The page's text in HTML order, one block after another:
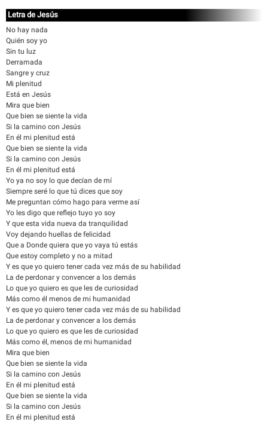
Letra de Jesús
No hay nada
Quién soy yo
Sin tu luz
Derramada
Sangre y cruz
Mi plenitud
Está en Jesús
Mira que bien
Que bien se siente la vida
Si la camino con Jesús
En él mi plenitud está
Que bien se siente la vida
Si la camino con Jesús
En él mi plenitud está
Yo ya no soy lo que decían de mí
Siempre seré lo que tú dices que soy
Me preguntan cómo hago para verme así
Yo les digo que reflejo tuyo yo soy
Y que esta vida nueva da tranquilidad
Voy dejando huellas de felicidad
Que a Donde quiera que yo vaya tú estás
Que estoy completo y no a mitad
Y es que yo quiero tener cada vez más de su habilidad
La de perdonar y convencer a los demás
Lo que yo quiero es que les de curiosidad
Más como él menos de mi humanidad
Y es que yo quiero tener cada vez más de su habilidad
La de perdonar y convencer a los demás
Lo que yo quiero es que les de curiosidad
Más como él, menos de mi humanidad
Mira que bien
Que bien se siente la vida
Si la camino con Jesús
En él mi plenitud está
Que bien se siente la vida
Si la camino con Jesús
En él mi plenitud está